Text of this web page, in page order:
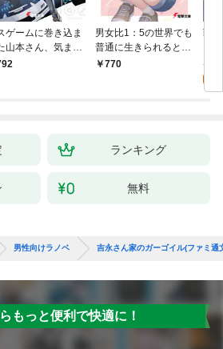
ゲームに巻き込ま
山本さん、気まま
ームバランスを崩
男女比1：5の世界でも
普通に生きられると思
った？ ～激重感情な
770
戦
特
ランキング
無料
男性向けラノベ 吉永さん家のガーゴイル(ファミ通
もっと便利で快適に！